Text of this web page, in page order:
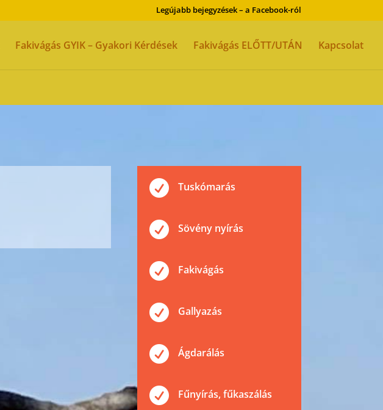
Legújabb bejegyzések – a Facebook-ról
Fakivágás GYIK – Gyakori Kérdések Fakivágás ELŐTT/UTÁN Kapcsolat
 Tuskómarás
 Sövény nyírás
 Fakivágás
 Gallyazás
 Ágdarálás
 Fűnyírás, fűkaszálás